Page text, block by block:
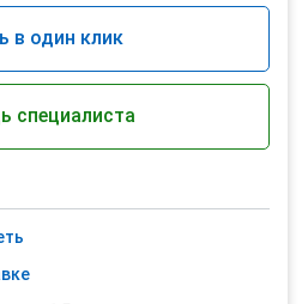
в один клик
специалиста